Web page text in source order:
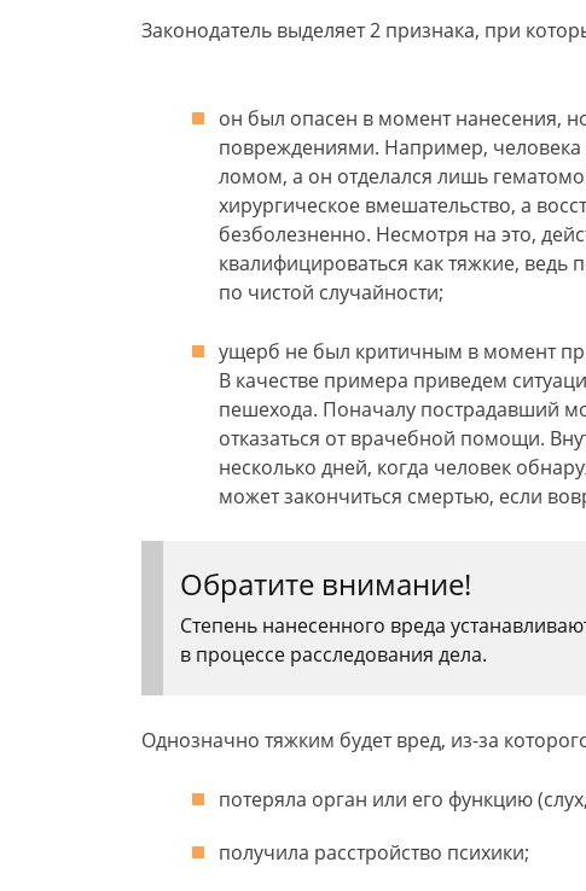
Законодатель выделяет 2 признака, при
он был опасен в момент нанесения,
повреждениями. Например,
ломом, а он отделался лишь
хирургическое вмешательство, а
безболезненно. Несмотря на это,
квалифицироваться как тяжкие,
по чистой случайности;
ущерб не был критичным в момент
В качестве примера приведем
пешехода. Поначалу пострадавший
отказаться от врачебной помощи.
несколько дней, когда человек
может закончиться смертью, если
Обратите внимание!
Степень нанесенного вреда
в процессе расследования дела.
Однозначно тяжким будет вред, из-за
потеряла орган или его функцию
получила расстройство психики;